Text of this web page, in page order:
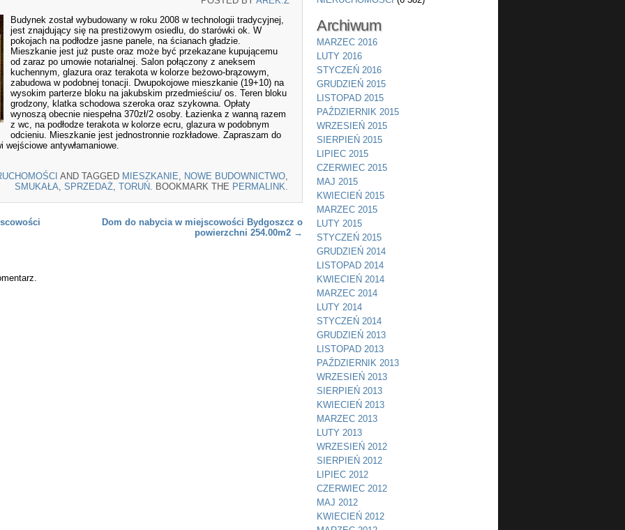
Budynek został wybudowany w roku 2008 w technologii tradycyjnej,
jest znajdujący się na prestiżowym osiedlu, do starówki ok. W
pokojach na podłodze jasne panele, na ścianach gładzie.
Mieszkanie jest już puste oraz może być przekazane kupującemu
od zaraz po umowie notarialnej. Salon połączony z aneksem
kuchennym, glazura oraz terakota w kolorze beżowo-brązowym,
zabudowa w podobnej tonacji. Dwupokojowe mieszkanie (19+10) na
wysokim parterze bloku na jakubskim przedmieściu/ os. Teren bloku
grodzony, klatka schodowa szeroka oraz szykowna. Opłaty
wynoszą obecnie niespełna 370zł/2 osoby. Łazienka z wanną razem
z wc, na podłodze terakota w kolorze ecru, glazura w podobnym
odcieniu. Mieszkanie jest jednostronnie rozkładowe. Zapraszam do
antywłamaniowe.
AND TAGGED MIESZKANIE NOWE BUDOWNICTWO
SMUKAŁA SPRZEDAŻ TORUŃ . BOOKMARK THE PERMALINK
Dom do nabycia w miejscowości Bydgoszcz o
powierzchni 254.00m2 →
Archiwum
MARZEC 2016
LUTY 2016
STYCZEŃ 2016
GRUDZIEŃ 2015
LISTOPAD 2015
PAŹDZIERNIK 2015
WRZESIEŃ 2015
SIERPIEŃ 2015
LIPIEC 2015
CZERWIEC 2015
MAJ 2015
KWIECIEŃ 2015
MARZEC 2015
LUTY 2015
STYCZEŃ 2015
GRUDZIEŃ 2014
LISTOPAD 2014
KWIECIEŃ 2014
MARZEC 2014
LUTY 2014
STYCZEŃ 2014
GRUDZIEŃ 2013
LISTOPAD 2013
PAŹDZIERNIK 2013
WRZESIEŃ 2013
SIERPIEŃ 2013
KWIECIEŃ 2013
MARZEC 2013
LUTY 2013
WRZESIEŃ 2012
SIERPIEŃ 2012
LIPIEC 2012
CZERWIEC 2012
MAJ 2012
KWIECIEŃ 2012